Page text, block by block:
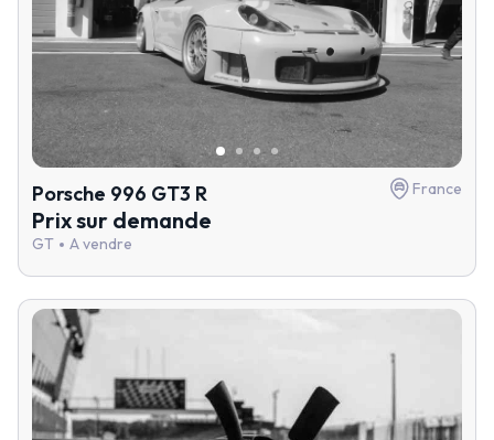
Porsche 996 GT3 R France
Prix sur demande
GT A vendre